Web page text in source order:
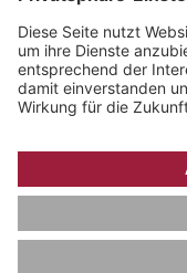
Youtube
DATENSCHUTZ